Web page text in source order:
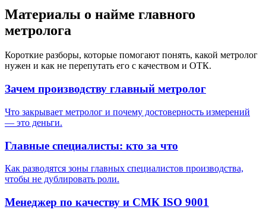
Материалы о найме главного
метролога
Короткие разборы, которые помогают понять, какой метролог
нужен и как не перепутать его с качеством и ОТК.
Зачем производству главный метролог
Что закрывает метролог и почему достоверность измерений
— это деньги.
Главные специалисты: кто за что
Как разводятся зоны главных специалистов производства,
чтобы не дублировать роли.
Менеджер по качеству и СМК ISO 9001